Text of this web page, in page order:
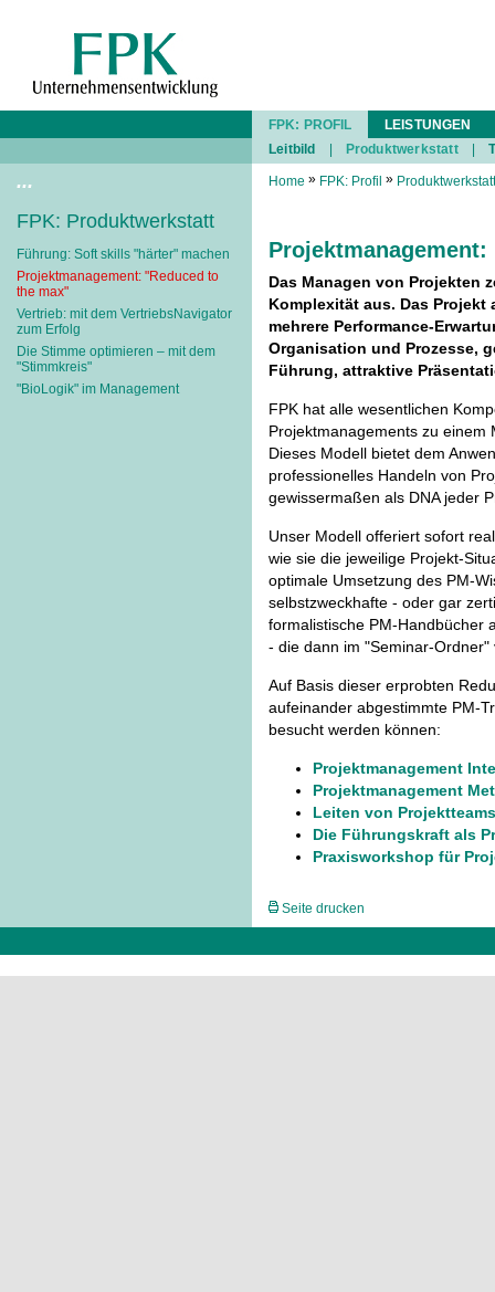
...
FPK: Produktwerkstatt
Führung: Soft skills "härter" machen
Projektmanagement: "Reduced to
the max"
Vertrieb: mit dem VertriebsNavigator
zum Erfolg
Die Stimme optimieren – mit dem
"Stimmkreis"
"BioLogik" im Management
FPK: PROFIL
LEISTUNGEN
Leitbild
Produktwerkstatt
Home » FPK: Profil » Produktwerkstatt
Das Managen von Projekten
Komplexität aus. Das
mehrere Performance-
Organisation und Prozesse,
Führung, attraktive
FPK hat alle wesentlichen
Projektmanagements zu einem
Dieses Modell bietet dem
professionelles Handeln von
gewissermaßen als DNA jeder
Unser Modell offeriert sofort
wie sie die jeweilige Projekt-
optimale Umsetzung des PM-
selbstzweckhafte - oder gar
formalistische PM-Handbücher
- die dann im "Seminar-
Auf Basis dieser erprobten
aufeinander abgestimmte PM-
besucht werden können:
Projektmanagement
Projektmanagement
Leiten von Projektteams
Die Führungskraft als
Praxisworkshop für
Seite drucken